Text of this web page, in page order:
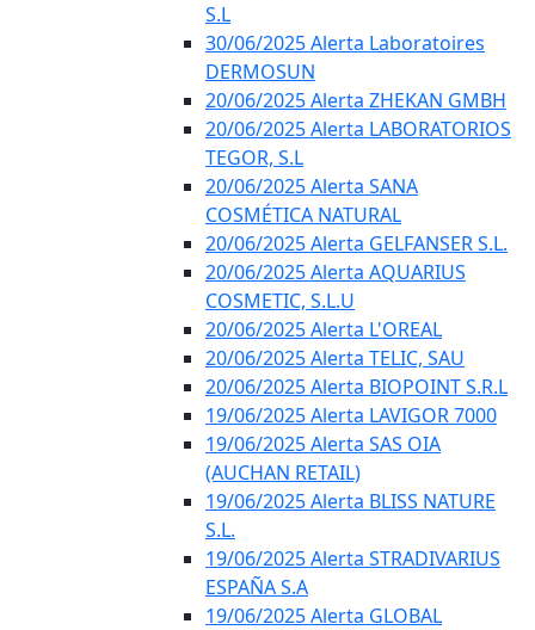
S.L
30/06/2025 Alerta Laboratoires
DERMOSUN
20/06/2025 Alerta ZHEKAN GMBH
20/06/2025 Alerta LABORATORIOS
TEGOR, S.L
20/06/2025 Alerta SANA
COSMÉTICA NATURAL
20/06/2025 Alerta GELFANSER S.L.
20/06/2025 Alerta AQUARIUS
COSMETIC, S.L.U
20/06/2025 Alerta L'OREAL
20/06/2025 Alerta TELIC, SAU
20/06/2025 Alerta BIOPOINT S.R.L
19/06/2025 Alerta LAVIGOR 7000
19/06/2025 Alerta SAS OIA
(AUCHAN RETAIL)
19/06/2025 Alerta BLISS NATURE
S.L.
19/06/2025 Alerta STRADIVARIUS
ESPAÑA S.A
19/06/2025 Alerta GLOBAL